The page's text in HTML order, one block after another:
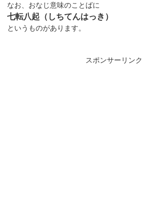
なお、おなじ意味のことばに
七転八起（しちてんはっき）
というものがあります。
スポンサーリンク